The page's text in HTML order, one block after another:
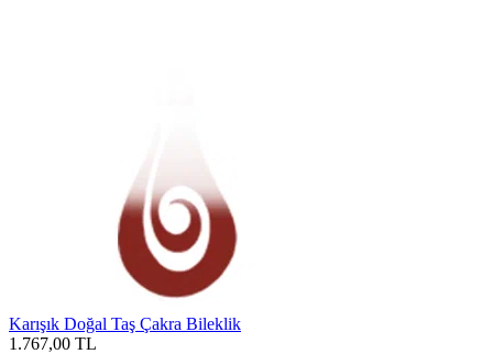
Karışık Doğal Taş Çakra Bileklik
1.767,00 TL